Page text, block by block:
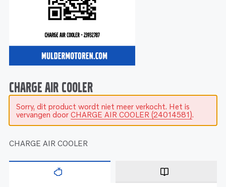
Onderdelen
Motoren
Onderdelen
Service
Motoren
Service en onderhoud
Reman – Pleziervaart
Reman - Bedrijfsvaart
Reman – Industrie
CHARGE AIR COOLER
Sorry, dit product wordt niet meer verkocht. Het is
vervangen door CHARGE AIR COOLER (24014581).
CHARGE AIR COOLER